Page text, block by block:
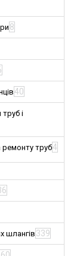
8
40
і
ремонту труб4
шлангів 339